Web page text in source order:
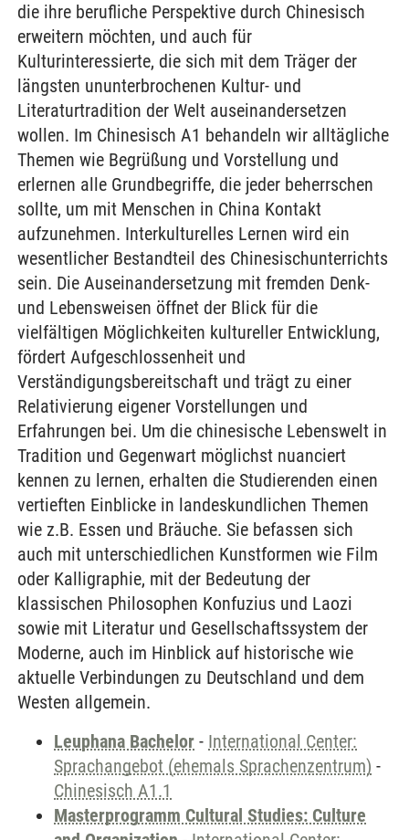
die ihre berufliche Perspektive durch Chinesisch
erweitern möchten, und auch für
Kulturinteressierte, die sich mit dem Träger der
längsten ununterbrochenen Kultur- und
Literaturtradition der Welt auseinandersetzen
wollen. Im Chinesisch A1 behandeln wir alltägliche
Themen wie Begrüßung und Vorstellung und
erlernen alle Grundbegriffe, die jeder beherrschen
sollte, um mit Menschen in China Kontakt
aufzunehmen. Interkulturelles Lernen wird ein
wesentlicher Bestandteil des Chinesischunterrichts
sein. Die Auseinandersetzung mit fremden Denk-
und Lebensweisen öffnet der Blick für die
vielfältigen Möglichkeiten kultureller Entwicklung,
fördert Aufgeschlossenheit und
Verständigungsbereitschaft und trägt zu einer
Relativierung eigener Vorstellungen und
Erfahrungen bei. Um die chinesische Lebenswelt in
Tradition und Gegenwart möglichst nuanciert
kennen zu lernen, erhalten die Studierenden einen
vertieften Einblicke in landeskundlichen Themen
wie z.B. Essen und Bräuche. Sie befassen sich
auch mit unterschiedlichen Kunstformen wie Film
oder Kalligraphie, mit der Bedeutung der
klassischen Philosophen Konfuzius und Laozi
sowie mit Literatur und Gesellschaftssystem der
Moderne, auch im Hinblick auf historische wie
aktuelle Verbindungen zu Deutschland und dem
Westen allgemein.
Leuphana Bachelor - International Center:
Sprachangebot (ehemals Sprachenzentrum) -
Chinesisch A1.1
Masterprogramm Cultural Studies: Culture